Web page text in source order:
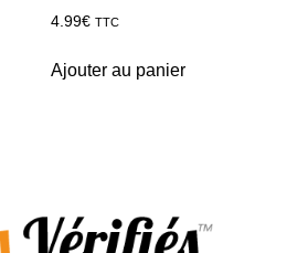
4.99€ TTC
Ajouter au panier